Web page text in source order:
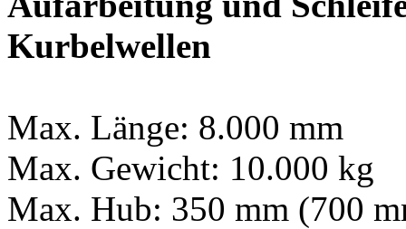
Kurbelwellen
Max. Länge: 8.000 mm
Max. Gewicht: 10.000 kg
Max. Hub: 350 mm (700